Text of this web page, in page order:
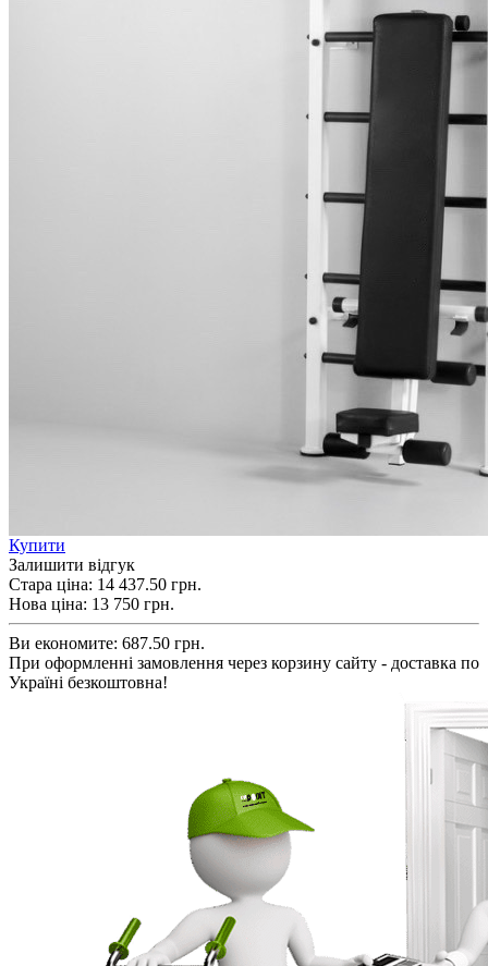
Купити
Залишити відгук
Стара ціна: 14 437.50 грн.
Нова ціна: 13 750 грн.
Ви економите: 687.50 грн.
При оформленні замовлення через корзину сайту - доставка по
Україні безкоштовна!